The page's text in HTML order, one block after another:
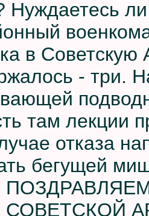
Нуждаетесь
в Советскую
- три.
там лекции
отказа
бегущей
СОВЕТСКОЙ